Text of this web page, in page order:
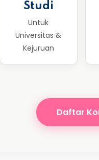
Studi
Untuk
Universitas &
Kejuruan
Daftar